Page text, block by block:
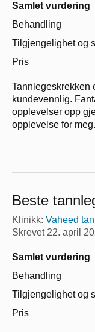
Samlet vurdering
Behandling
Tilgjengelighet og
Pris
Tannlegeskrekken
kundevennlig.
opplevelser opp
opplevelse for meg.
Beste
Klinikk: Vaheed
Skrevet 22. april
Samlet vurdering
Behandling
Tilgjengelighet og
Pris